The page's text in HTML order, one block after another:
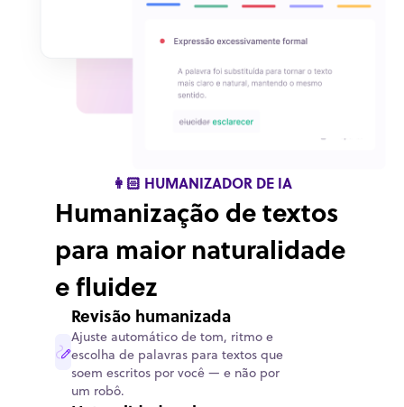
👩🏻 HUMANIZADOR DE IA
Humanização de textos
para maior naturalidade
e fluidez
Revisão humanizada
Ajuste automático de tom, ritmo e
escolha de palavras para textos que
soem escritos por você — e não por
um robô.